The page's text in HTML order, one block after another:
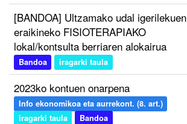
[BANDOA] Ultzamako udal igerilekuen
eraikineko FISIOTERAPIAKO
lokal/kontsulta berriaren alokairua
Bandoa iragarki taula
2023ko kontuen onarpena
Info ekonomikoa eta aurrekont. (8. art.)
iragarki taula
Bandoa